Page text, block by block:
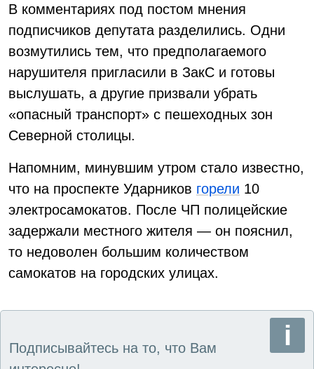
В комментариях под постом мнения
подписчиков депутата разделились. Одни
возмутились тем, что предполагаемого
нарушителя пригласили в ЗакС и готовы
выслушать, а другие призвали убрать
«опасный транспорт» с пешеходных зон
Северной столицы.
Напомним, минувшим утром стало известно,
что на проспекте Ударников горели 10
электросамокатов. После ЧП полицейские
задержали местного жителя — он пояснил,
то недоволен большим количеством
самокатов на городских улицах.
Подписывайтесь на то, что Вам